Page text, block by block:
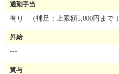
通勤手当
有り
（補足：上限額5,000円まで ）
昇給
---
賞与